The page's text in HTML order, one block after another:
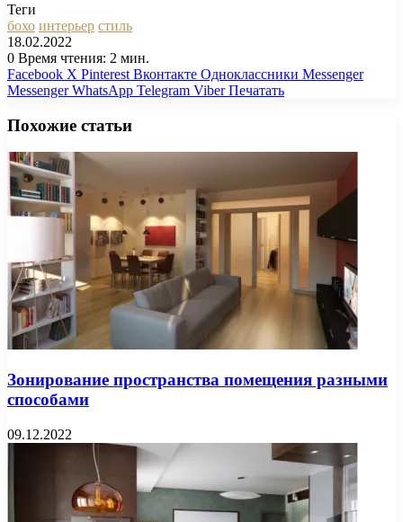
Теги
бохо интерьер стиль
18.02.2022
0 Время чтения: 2 мин.
Facebook X Pinterest Вконтакте Одноклассники Messenger
Messenger WhatsApp Telegram Viber Печатать
Похожие статьи
Зонирование пространства помещения разными
способами
09.12.2022